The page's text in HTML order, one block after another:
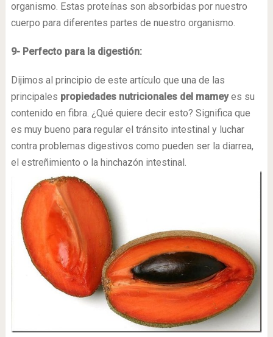
organismo. Estas proteínas son absorbidas por nuestro
cuerpo para diferentes partes de nuestro organismo.
9- Perfecto para la digestión:
Dijimos al principio de este artículo que una de las
principales propiedades nutricionales del mameyes su
contenido en fibra. ¿Qué quiere decir esto? Significa que
es muy bueno para regular el tránsito intestinal y luchar
contra problemas digestivos como pueden ser la diarrea,
el estreñimiento o la hinchazón intestinal.